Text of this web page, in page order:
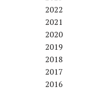
2022
2021
2020
2019
2018
2017
2016